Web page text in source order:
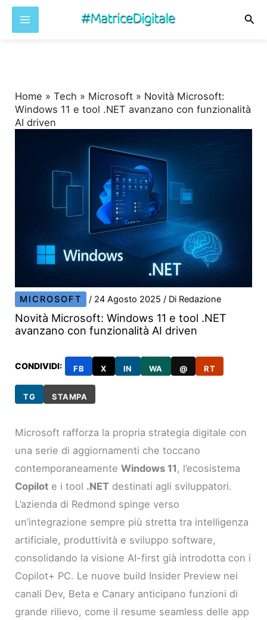
Home »Tech » Microsoft » Novità Microsoft:
Windows 11 e tool .NET avanzano con funzionalità
AI driven
MICROSOFT / 24 Agosto 2025/ Di Redazione
Novità Microsoft: Windows 11 e tool .NET
avanzano con funzionalità AI driven
CONDIVIDI: FB X IN WA @ RT
TG STAMPA
Microsoft rafforza la propria strategia digitale con
una serie di aggiornamenti che toccano
contemporaneamenteWindows 11, l’ecosistema
Copilot e i tool .NET destinati agli sviluppatori.
L’azienda di Redmond spinge verso
un’integrazione sempre più stretta tra intelligenza
artificiale, produttività e sviluppo software,
consolidando la visione AI-first già introdotta con i
Copilot+ PC. Le nuove build Insider Preview nei
canali Dev, Beta e Canary anticipano funzioni di
grande rilievo, come il resume seamless delle app